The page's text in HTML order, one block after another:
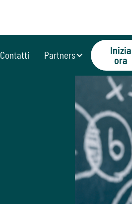
Contatti Partners
Inizia
ora